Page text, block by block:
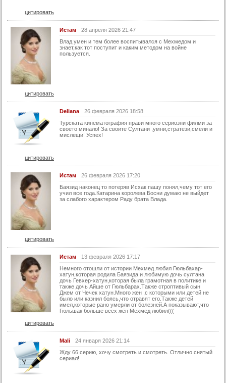
21 серия (суб)
22 серия
22 серия (суб)
23 серия
23 серия (суб)
24 серия
24 серия (суб)
25 серия
25 серия (суб)
26 серия
27 серия
27 серия (суб)
28 серия
28 серия (суб)
29 серия
29 серия (суб)
30 серия (суб)
31 серия
31 серия (суб)
32 серия
32 серия (суб)
33 серия (суб)
34 серия
цитировать
Истам
28 апреля 2026 21:47
Влад умен и тем более воспитывался с Мехмедом и
знает,как тот поступит и каким методом на войне
пользуется.
цитировать
Deliana
26 февраля 2026 18:58
Турската кинематография прави много сериозни филми за
своето минало! За своите Султани ,умни,стратези,смели и
мислещи! Успех!
цитировать
Истам
26 февраля 2026 17:20
Баязид наконец то потеряв Исхак пашу понял,чему тот его
учил все года.Катарина королева Босни думаю не выйдет
за слабого характером Раду брата Влада.
цитировать
Истам
13 февраля 2026 17:17
Немного отошли от истории Мехмед любил Гюльбахар-
хатун,которая родила Баязида и любимую дочь султана
дочь Гевхер-хатун,которая была грамотная в политике и
также дочь Айше от Гюльбарах.Также строптивый сын
Джем от Чечек хатун.Много жен ,с которыми или детей не
было или казнил боясь,что отравят его.Также детей
имел,которые рано умерли от болезней.А показывают,что
Гюльшак больше всех жён Мехмед любил(((
цитировать
Mali
24 января 2026 21:14
Жду 66 серию, хочу смотреть и смотреть. Отлично снятый
сериал!